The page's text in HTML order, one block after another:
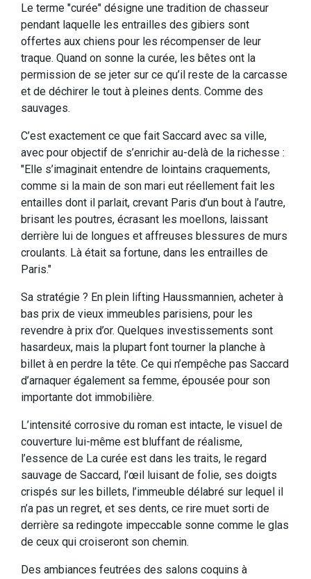
Le terme "curée" désigne une tradition de chasseur
pendant laquelle les entrailles des gibiers sont
offertes aux chiens pour les récompenser de leur
traque. Quand on sonne la curée, les bêtes ont la
permission de se jeter sur ce qu’il reste de la carcasse
et de déchirer le tout à pleines dents. Comme des
sauvages.
C’est exactement ce que fait Saccard avec sa ville,
avec pour objectif de s’enrichir au-delà de la richesse :
"Elle s’imaginait entendre de lointains craquements,
comme si la main de son mari eut réellement fait les
entailles dont il parlait, crevant Paris d’un bout à l’autre,
brisant les poutres, écrasant les moellons, laissant
derrière lui de longues et affreuses blessures de murs
croulants. Là était sa fortune, dans les entrailles de
Paris."
Sa stratégie ? En plein lifting Haussmannien, acheter à
bas prix de vieux immeubles parisiens, pour les
revendre à prix d’or. Quelques investissements sont
hasardeux, mais la plupart font tourner la planche à
billet à en perdre la tête. Ce qui n’empêche pas Saccard
d’arnaquer également sa femme, épousée pour son
importante dot immobilière.
L’intensité corrosive du roman est intacte, le visuel de
couverture lui-même est bluffant de réalisme,
l’essence de La curée est dans les traits, le regard
sauvage de Saccard, l’œil luisant de folie, ses doigts
crispés sur les billets, l’immeuble délabré sur lequel il
n’a pas un regret, et ses dents, ce rire muet sorti de
derrière sa redingote impeccable sonne comme le glas
de ceux qui croiseront son chemin.
Des ambiances feutrées des salons coquins à